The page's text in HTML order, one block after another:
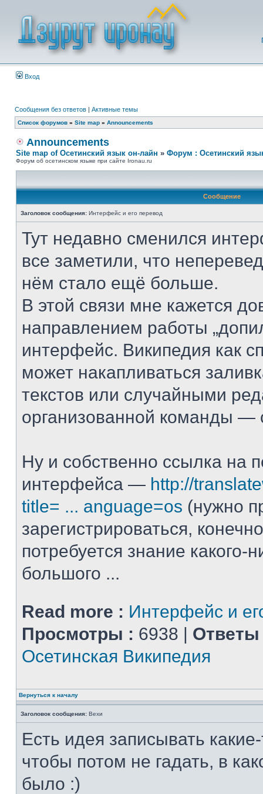
Вход
Сообщения без ответов | Активные темы
Список форумов » Site map » Announcements
Announcements
Site map of Осетинский язык он-лайн » Форум : Осетинский
Форум об осетинском языке при сайте Ironau.ru
Сообщение
Заголовок сообщения: Интерфейс и его перевод
Тут недавно сменился
все заметили, что
нём стало ещё больше.
В этой связи мне кажется
направлением работы
интерфейс. Википедия как
может накапливаться
текстов или случайными
организованной команды —
Ну и собственно ссылка на
интерфейса — http://
title= ... anguage=os (нужно
зарегистрироваться,
потребуется знание какого-
большого ...
Read more : Интерфейс и
Просмотры : 6938 | Ответы
Осетинская Википедия
Вернуться к началу
Заголовок сообщения: Вехи
Есть идея записывать
чтобы потом не гадать, в
было :)